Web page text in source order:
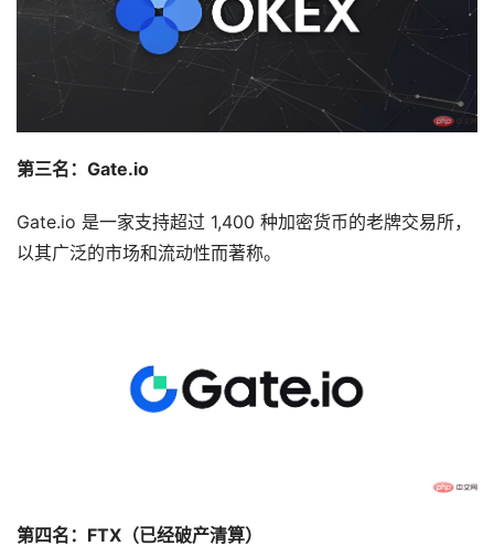
第三名：Gate.io
Gate.io 是一家支持超过 1,400 种加密货币的老牌交易所，
以其广泛的市场和流动性而著称。
第四名：FTX（已经破产清算）